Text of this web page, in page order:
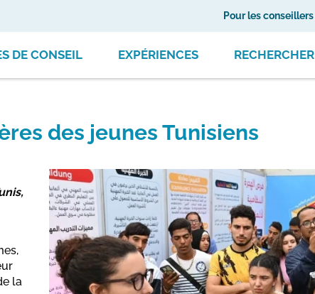
Pour les
DE CONSEIL EXPÉRIENCES RECHERCHER
des jeunes Tunisiens
la